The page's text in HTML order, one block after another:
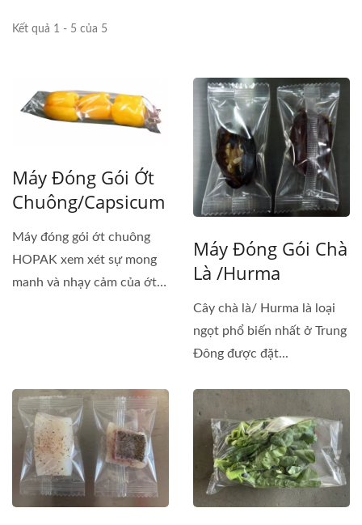
Kết quả 1 - 5 của 5
Máy Đóng Gói Ớt
Chuông/Capsicum
Máy đóng gói ớt chuông
HOPAK xem xét sự mong
manh và nhạy cảm của ớt
Máy Đóng Gói Chà
Là /Hurma
Cây chà là/ Hurma là loại
ngọt phổ biến nhất ở Trung
Đông được đặt...